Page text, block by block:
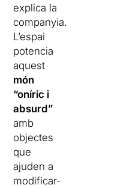
explica la
companyia.
L’espai
potencia
aquest
món
“oníric i
absurd”
amb
objectes
que
ajuden a
modificar-